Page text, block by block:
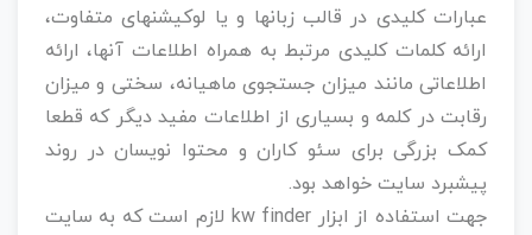
عبارات کلیدی در قالب زبانها و یا لوکیشنهای متفاوت،
ارائه کلمات کلیدی مرتبط به همراه اطلاعات آنها، ارائه
اطلاعاتی مانند میزان جستجوی ماهیانه، سختی و میزان
رقابت در کلمه و بسیاری از اطلاعات مفید دیگر که قطعا
کمک بزرگی برای سئو کاران و محتوا نویسان در روند
پیشبرد سایت خواهد بود.
جهت استفاده از ابزار kw finder لازم است که به سایت